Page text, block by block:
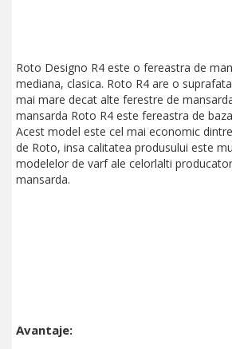
Roto Designo R4 este o fereastra de
mediana, clasica. Roto R4 are o
mai mare decat alte ferestre de
mansarda Roto R4 este fereastra de
Acest model este cel mai economic
de Roto, insa calitatea produsului este
modelelor de varf ale celorlalti
mansarda.
Avantaje: